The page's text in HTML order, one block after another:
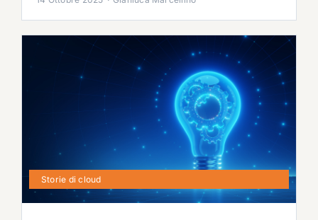
Storie di cloud